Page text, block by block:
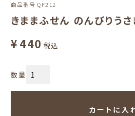
商品番号 QF212
きままふせん のんびりうさ
¥440 税込
カートに入